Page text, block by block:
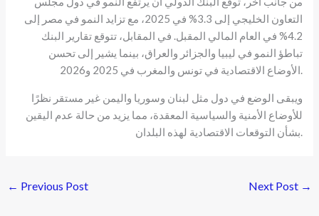
التعاون الخليجي إلى 3.3% في 2025، مع تزايد النمو في مصر إلى
4.2% في العام المالي المقبل. في المقابل، تتوقع تقارير البنك
تباطؤ النمو في ليبيا والجزائر والعراق، بينما يشير إلى تحسن
ويبقى الوضع في دول مثل لبنان وسوريا واليمن غير مستقر نظرًا
للأوضاع الأمنية والسياسية المعقدة، مما يزيد من حالة عدم اليقين
← Previous Post Next Post →